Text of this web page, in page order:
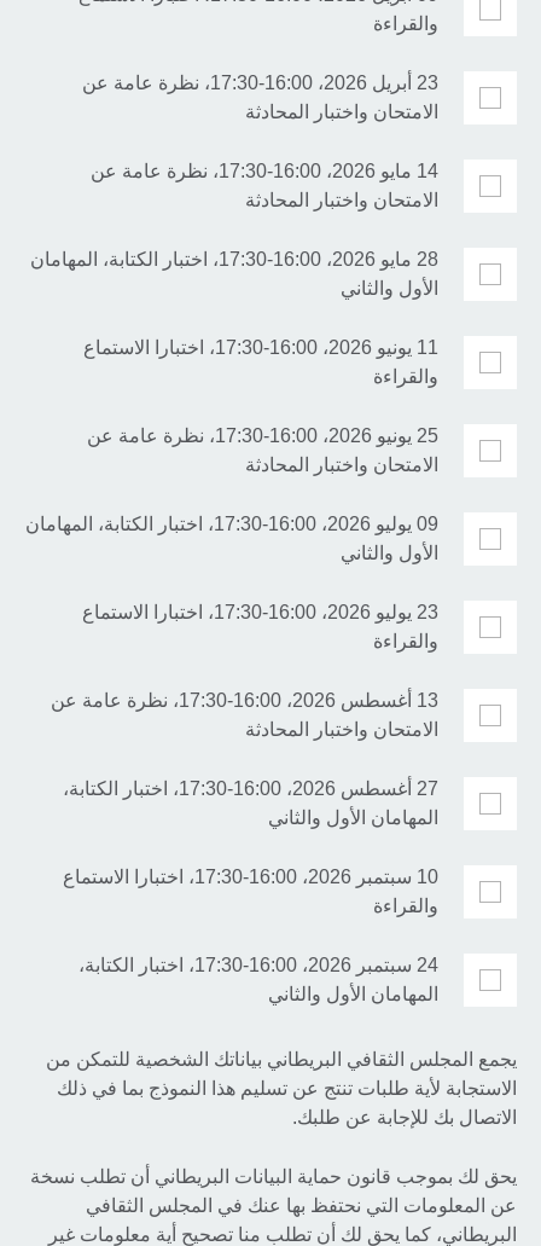
والقراءة
23 أبريل 2026، 16:00-17:30، نظرة عامة عن
الامتحان واختبار المحادثة
14 مايو 2026، 16:00-17:30، نظرة عامة عن
الامتحان واختبار المحادثة
28 مايو 2026، 16:00-17:30، اختبار الكتابة، المهامان
الأول والثاني
11 يونيو 2026، 16:00-17:30، اختبارا الاستماع
والقراءة
25 يونيو 2026، 16:00-17:30، نظرة عامة عن
الامتحان واختبار المحادثة
09 يوليو 2026، 16:00-17:30، اختبار الكتابة، المهامان
الأول والثاني
23 يوليو 2026، 16:00-17:30، اختبارا الاستماع
والقراءة
13 أغسطس 2026، 16:00-17:30، نظرة عامة عن
الامتحان واختبار المحادثة
27 أغسطس 2026، 16:00-17:30، اختبار الكتابة،
المهامان الأول والثاني
10 سبتمبر 2026، 16:00-17:30، اختبارا الاستماع
والقراءة
24 سبتمبر 2026، 16:00-17:30، اختبار الكتابة،
المهامان الأول والثاني
يجمع المجلس الثقافي البريطاني بياناتك الشخصية للتمكن من
الاستجابة لأية طلبات تنتج عن تسليم هذا النموذج بما في ذلك
الاتصال بك للإجابة عن طلبك.
يحق لك بموجب قانون حماية البيانات البريطاني أن تطلب نسخة
عن المعلومات التي نحتفظ بها عنك في المجلس الثقافي
البريطاني، كما يحق لك أن تطلب منا تصحيح أية معلومات غير